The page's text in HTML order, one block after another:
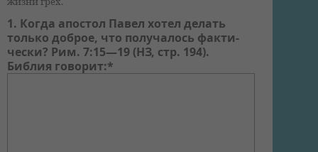
1. Когда апостол Павел хотел делать
только доброе, что получалось факти-
чески? Рим. 7:15—19 (НЗ, стр. 194).
Библия говорит:*